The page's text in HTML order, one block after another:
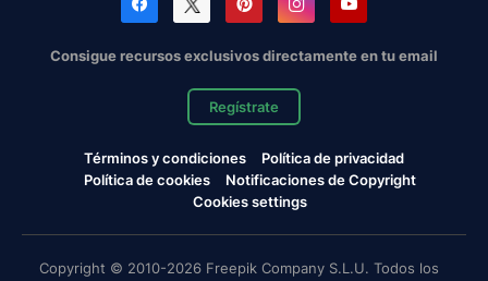
Consigue recursos exclusivos directamente en tu email
Regístrate
Términos y condiciones
Política de privacidad
Política de cookies
Notificaciones de Copyright
Cookies settings
Copyright © 2010-2026 Freepik Company S.L.U. Todos los